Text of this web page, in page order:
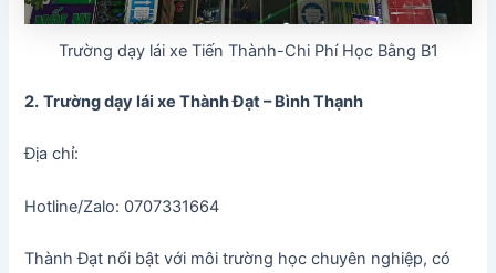
Trường dạy lái xe Tiến Thành-Chi Phí Học Bằng B1
2. Trường dạy lái xe Thành Đạt – Bình Thạnh
Địa chỉ:
Hotline/Zalo: 0707331664
Thành Đạt nổi bật với môi trường học chuyên nghiệp, có